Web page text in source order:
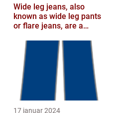
Wide leg jeans, also
known as wide leg pants
or flare jeans, are a
for those ...
17 januar 2024